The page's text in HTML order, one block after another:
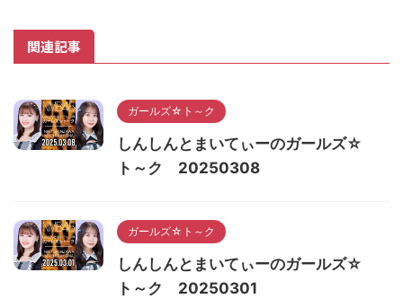
関連記事
ガールズ☆ト～ク
しんしんとまいてぃーのガールズ☆
ト～ク 20250308
ガールズ☆ト～ク
しんしんとまいてぃーのガールズ☆
ト～ク 20250301